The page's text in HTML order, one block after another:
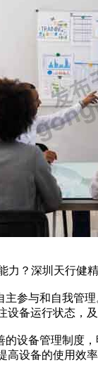
力？深圳天行健
参与和自我管
设备运行状态，
设备管理制度
高设备的使用效